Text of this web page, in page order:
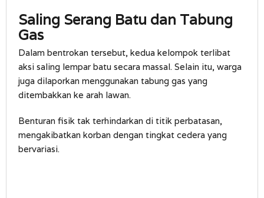
Saling Serang Batu dan Tabung
Gas
Dalam bentrokan tersebut, kedua kelompok terlibat
aksi saling lempar batu secara massal. Selain itu, warga
juga dilaporkan menggunakan tabung gas yang
ditembakkan ke arah lawan.
Benturan fisik tak terhindarkan di titik perbatasan,
mengakibatkan korban dengan tingkat cedera yang
bervariasi.